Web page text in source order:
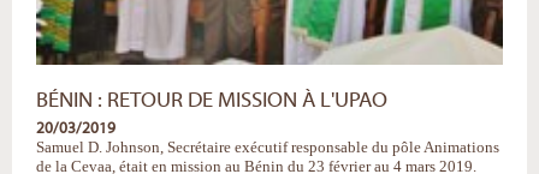
BÉNIN : RETOUR DE MISSION À L'UPAO
20/03/2019
Samuel D. Johnson, Secrétaire exécutif responsable du pôle Animations
de la Cevaa, était en mission au Bénin du 23 février au 4 mars 2019.